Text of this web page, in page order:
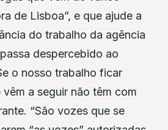
de Lisboa”, e que ajude a
do trabalho da agência
despercebido ao
o nosso trabalho ficar
a seguir não têm com
“São vozes que se